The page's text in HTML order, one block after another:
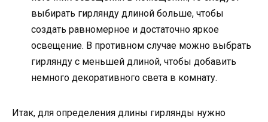
выбирать гирлянду длиной больше, чтобы
создать равномерное и достаточно яркое
освещение. В противном случае можно выбрать
гирлянду с меньшей длиной, чтобы добавить
немного декоративного света в комнату.
Итак, для определения длины гирлянды нужно